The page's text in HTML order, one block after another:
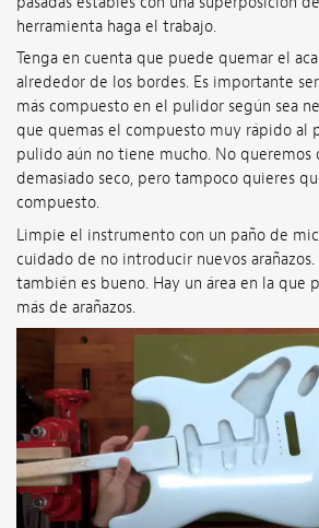
herramienta haga el trabajo.
Tenga en cuenta que puede quemar el
alrededor de los bordes. Es importante
más compuesto en el pulidor según sea
que quemas el compuesto muy rápido al
pulido aún no tiene mucho. No queremos
demasiado seco, pero tampoco quieres
compuesto.
Limpie el instrumento con un paño de
cuidado de no introducir nuevos
también es bueno. Hay un área en la que
más de arañazos.